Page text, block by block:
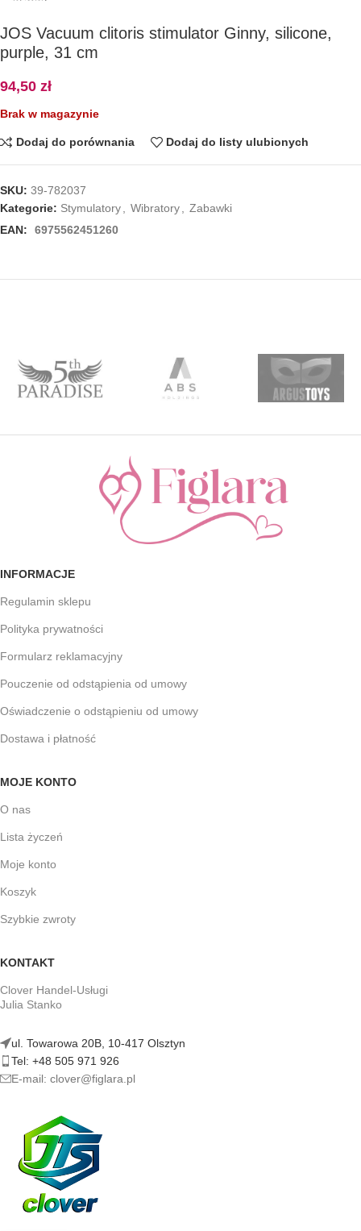
JOS Vacuum clitoris stimulator Ginny, silicone,
purple, 31 cm
94,50 zł
Brak w magazynie
Dodaj do porównania Dodaj do listy ulubionych
SKU: 39-782037
Kategorie: Stymulatory Wibratory
Zabawki
EAN:
6975562451260
INFORMACJE
Regulamin sklepu
Polityka prywatności
Formularz reklamacyjny
Pouczenie od odstąpienia od umowy
Oświadczenie o odstąpieniu od umowy
Dostawa i płatność
MOJE KONTO
O nas
Lista życzeń
Moje konto
Koszyk
Szybkie zwroty
KONTAKT
Clover Handel-Usługi
Julia Stanko
ul. Towarowa 20B, 10-417 Olsztyn
Tel: +48 505 971 926
E-mail: clover@figlara.pl